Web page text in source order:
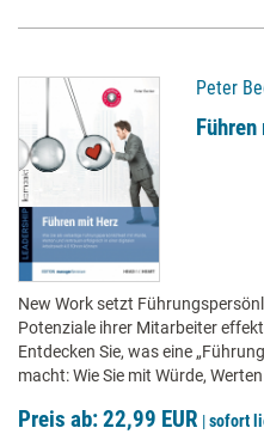
Peter
New Work setzt
Potenziale ihrer Mitarbeiter
Entdecken Sie, was eine
macht: Wie Sie mit Würde,
Preis ab: 22,99 EUR |sofort